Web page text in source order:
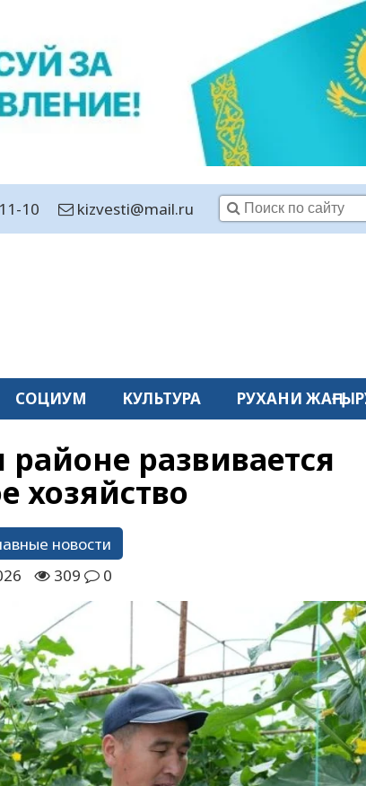
10 kizvesti@mail.ru
СОЦИУМ КУЛЬТУРА РУХАНИ
развивается
хозяйство
новости
309 0